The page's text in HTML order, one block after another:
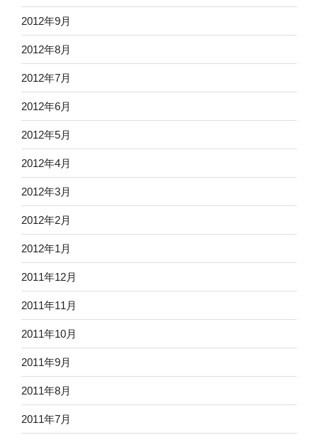
2012年9月
2012年8月
2012年7月
2012年6月
2012年5月
2012年4月
2012年3月
2012年2月
2012年1月
2011年12月
2011年11月
2011年10月
2011年9月
2011年8月
2011年7月